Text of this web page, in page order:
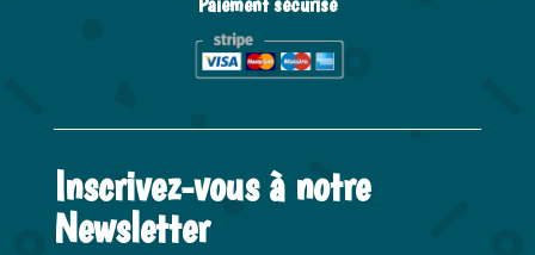
Inscrivez-vous à notre
Newsletter